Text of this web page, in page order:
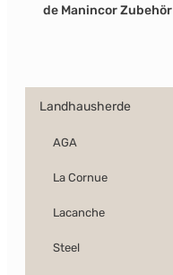
de Manincor Zubehör
Landhausherde
AGA
La Cornue
Lacanche
Steel